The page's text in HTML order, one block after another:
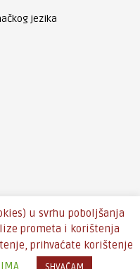
jezika
by An-Themes
u svrhu poboljšanja
prometa i korištenja
prihvaćate korištenje